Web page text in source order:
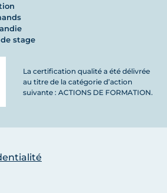
stage
La certification qualité a été délivrée
au titre de la catégorie d’action
suivante : ACTIONS DE FORMATION.